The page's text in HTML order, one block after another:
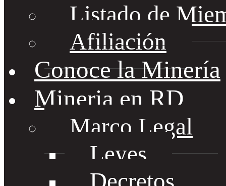
Listado de
Afiliación
Conoce la Minería
Mineria en RD
Marco Legal
Leyes